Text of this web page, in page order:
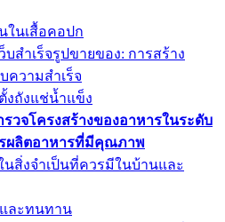
ในเสื้อคอปก
สำเร็จรูปขายของ: การสร้าง
ความสำเร็จ
งถังแช่น้ำแข็ง
รวจโครงสร้างของอาหารในระดับ
ผลิตอาหารที่มีคุณภาพ
สิ่งจำเป็นที่ควรมีในบ้านและ
และทนทาน